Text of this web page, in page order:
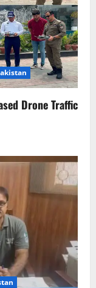
Drone Traffic